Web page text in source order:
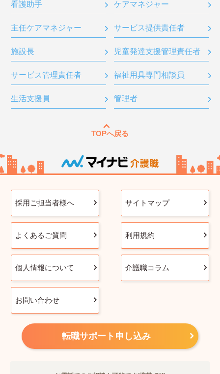
看護助手 ケアマネジャー
主任ケアマネジャー サービス提供責任者
施設長 児童発達支援管理責任者
サービス管理責任者 福祉用具専門相談員
生活支援員 管理者
TOPへ戻る
採用ご担当者様へ サイトマップ
よくあるご質問 利用規約
個人情報について 介護職コラム
お問い合わせ
転職サポート申し込み